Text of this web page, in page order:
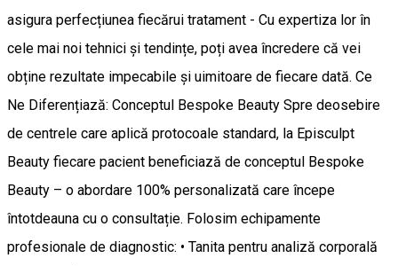
asigura perfecțiunea fiecărui tratament - Cu expertiza lor în
cele mai noi tehnici și tendințe, poți avea încredere că vei
obține rezultate impecabile și uimitoare de fiecare dată. Ce
Ne Diferențiază: Conceptul Bespoke Beauty Spre deosebire
de centrele care aplică protocoale standard, la Episculpt
Beauty fiecare pacient beneficiază de conceptul Bespoke
Beauty – o abordare 100% personalizată care începe
întotdeauna cu o consultație. Folosim echipamente
profesionale de diagnostic: • Tanita pentru analiză corporală